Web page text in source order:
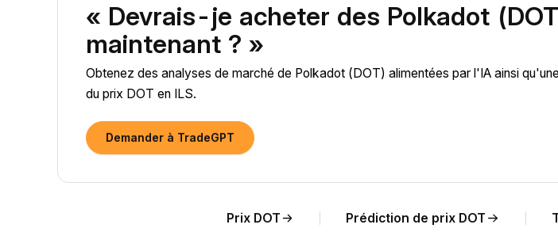
« Devrais-je acheter des Polkadot
maintenant ? »
Obtenez des analyses de marché de Polkadot (DOT) alimentées par l'IA ainsi
du prix DOT en ILS.
Demander à TradeGPT
Prix DOT Prédiction de prix DOT